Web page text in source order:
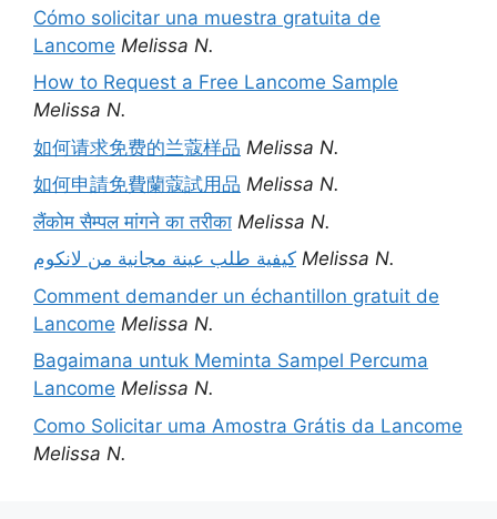
Cómo solicitar una muestra gratuita de
Lancome Melissa N.
How to Request a Free Lancome Sample
Melissa N.
如何请求免费的兰蔻样品 Melissa N.
如何申請免費蘭蔻試用品 Melissa N.
लैंकोम सैम्पल मांगने का तरीका Melissa N.
كيفية طلب عينة مجانية من لانكوم Melissa N.
Comment demander un échantillon gratuit de
Lancome Melissa N.
Bagaimana untuk Meminta Sampel Percuma
Lancome Melissa N.
Como Solicitar uma Amostra Grátis da Lancome
Melissa N.